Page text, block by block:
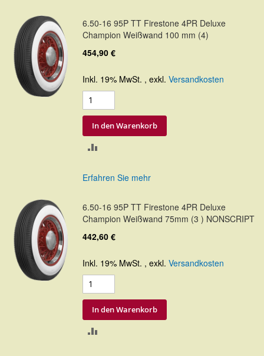
6.50-16 95P TT Firestone 4PR Deluxe
Champion Weißwand 100 mm (4)
454,90 €
Inkl. 19% MwSt. , exkl. Versandkosten
In den Warenkorb
Erfahren Sie mehr
6.50-16 95P TT Firestone 4PR Deluxe
Champion Weißwand 75mm (3 ) NONSCRIPT
442,60 €
Inkl. 19% MwSt. , exkl. Versandkosten
In den Warenkorb